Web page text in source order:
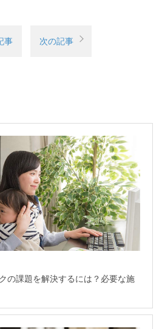
事 次の記事
の課題を解決するには？必要な施